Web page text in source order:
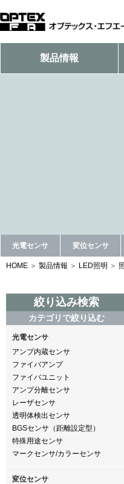
製品情報
光電センサ 変位センサ
HOME 製品情報 LED照明
絞り込み検索
カテゴリで絞り込む
光電センサ
アンプ内蔵センサ
ファイバアンプ
ファイバユニット
アンプ分離センサ
レーザセンサ
透明体検出センサ
BGSセンサ（距離設定型）
特殊用途センサ
マークセンサ/カラーセンサ
変位センサ